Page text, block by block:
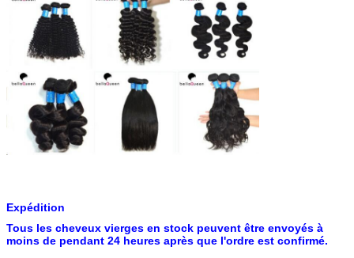
Expédition
Tous les cheveux vierges en stock peuvent être envoyés à
moins de pendant 24 heures après que l'ordre est confirmé.